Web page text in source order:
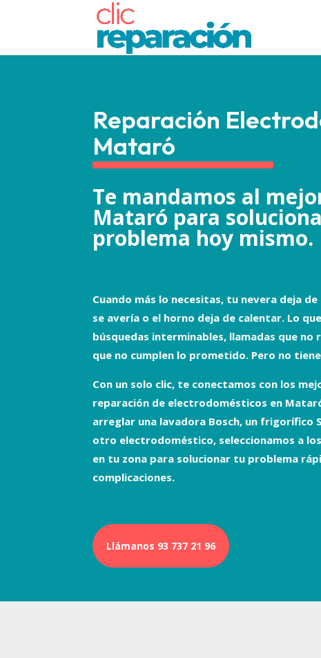
Reparación
Mataró
Te mandamos al
Mataró para
problema hoy mismo.
Cuando más lo necesitas, tu nevera deja
se avería o el horno deja de calentar. Lo
búsquedas interminables, llamadas que no
que no cumplen lo prometido. Pero no
Con un solo clic, te conectamos con los
reparación de electrodomésticos en
arreglar una lavadora Bosch, un frigorífico
otro electrodoméstico, seleccionamos a
en tu zona para solucionar tu problema
complicaciones.
Llámanos 93 737 21 96